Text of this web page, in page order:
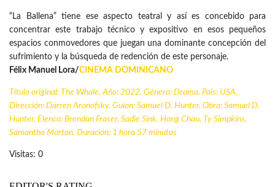
“La Ballena” tiene ese aspecto teatral y así es concebido para
concentrar este trabajo técnico y expositivo en esos pequeños
espacios conmovedores que juegan una dominante concepción del
sufrimiento y la búsqueda de redención de este personaje.
Félix Manuel Lora/CINEMA DOMINICANO
Título original: The Whale. Año: 2022. Género: Drama. País: USA.
Dirección: Darren Aronofsky. Guion: Samuel D. Hunter. Obra: Samuel D.
Hunter. Elenco: Brendan Fraser, Sadie Sink, Hong Chau, Ty Simpkins,
Samantha Morton. Duración: 1 hora 57 minutos
Visitas: 0